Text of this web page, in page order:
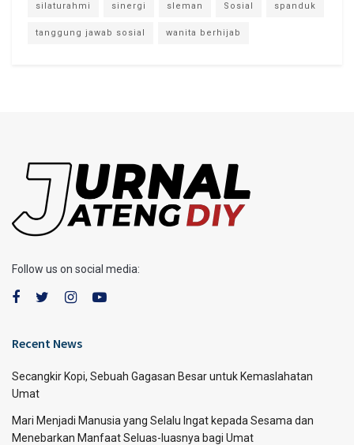
silaturahmi sinergi sleman Sosial spanduk
tanggung jawab sosial wanita berhijab
Follow us on social media:
Recent News
Secangkir Kopi, Sebuah Gagasan Besar untuk Kemaslahatan
Umat
Mari Menjadi Manusia yang Selalu Ingat kepada Sesama dan
Menebarkan Manfaat Seluas-luasnya bagi Umat